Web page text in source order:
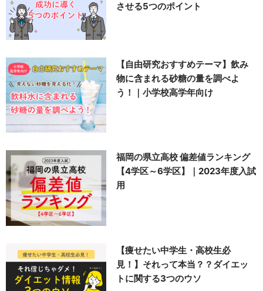
させる5つのポイント
【自由研究おすすめテーマ】飲み
物に含まれる砂糖の量を調べよ
う！｜小学校高学年向け
福岡の県立高校 偏差値ランキング
【4学区～6学区】｜2023年度入試
用
【痩せたい中学生・高校生必
見！】それって本当？？ダイエッ
トに関する3つのウソ